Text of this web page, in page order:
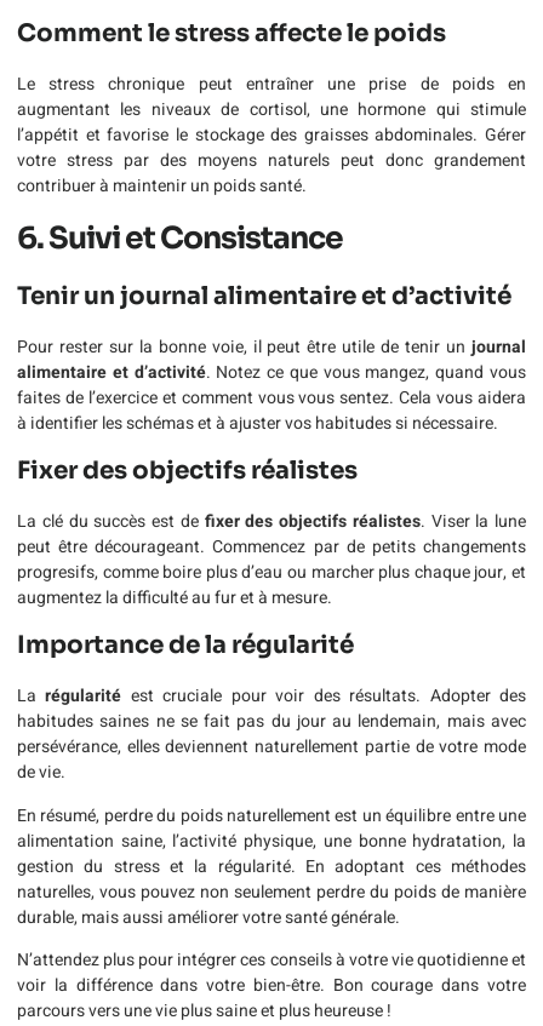
Comment le stress affecte le poids
Le stress chronique peut entraîner une prise de poids en
augmentant les niveaux de cortisol, une hormone qui stimule
l’appétit et favorise le stockage des graisses abdominales. Gérer
votre stress par des moyens naturels peut donc grandement
contribuer à maintenir un poids santé.
6. Suivi et Consistance
Tenir un journal alimentaire et d’activité
Pour rester sur la bonne voie, il peut être utile de tenir un journal
alimentaire et d’activité. Notez ce que vous mangez, quand vous
faites de l’exercice et comment vous vous sentez. Cela vous aidera
à identifier les schémas et à ajuster vos habitudes si nécessaire.
Fixer des objectifs réalistes
La clé du succès est de fixer des objectifs réalistes. Viser la lune
peut être décourageant. Commencez par de petits changements
progresifs, comme boire plus d’eau ou marcher plus chaque jour, et
augmentez la difficulté au fur et à mesure.
Importance de la régularité
Larégularité est cruciale pour voir des résultats. Adopter des
habitudes saines ne se fait pas du jour au lendemain, mais avec
persévérance, elles deviennent naturellement partie de votre mode
de vie.
En résumé, perdre du poids naturellement est un équilibre entre une
alimentation saine, l’activité physique, une bonne hydratation, la
gestion du stress et la régularité. En adoptant ces méthodes
naturelles, vous pouvez non seulement perdre du poids de manière
durable, mais aussi améliorer votre santé générale.
N’attendez plus pour intégrer ces conseils à votre vie quotidienne et
voir la différence dans votre bien-être. Bon courage dans votre
parcours vers une vie plus saine et plus heureuse !